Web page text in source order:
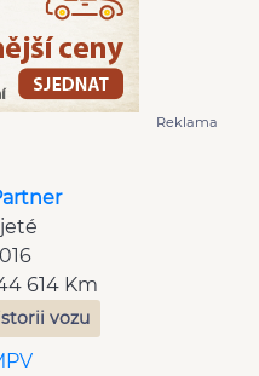
Reklama
614 Km
vozu